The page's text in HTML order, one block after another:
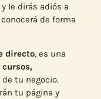
le dirás adiós a
de forma
directo, es una
de tu negocio.
tu página y